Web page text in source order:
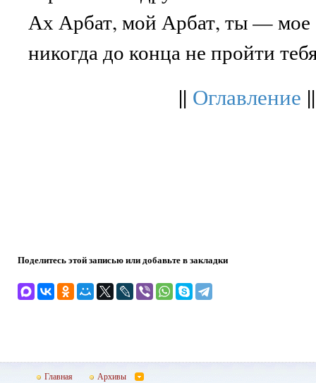
Ах Арбат, мой Арбат, ты — мое
никогда до конца не пройти
|| Оглавление ||
Поделитесь этой записью или добавьте в закладки
Главная Архивы